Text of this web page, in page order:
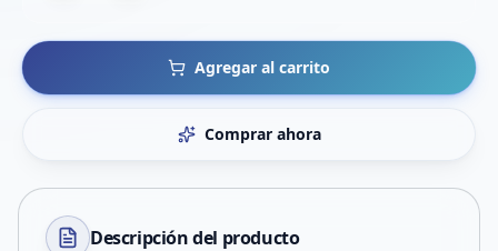
Agregar al carrito
Comprar ahora
Descripción del producto